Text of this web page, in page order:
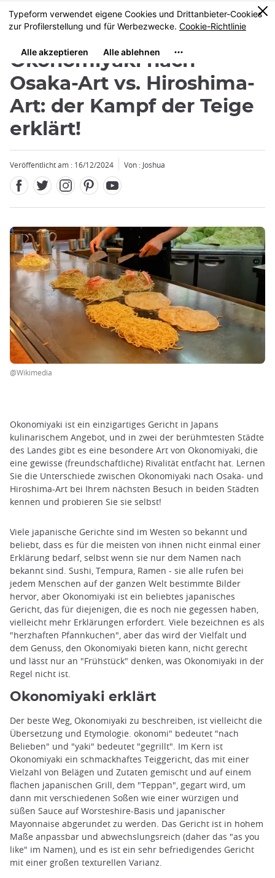
Größe
MENU
0
Okonomiyaki nach
Osaka-Art vs. Hiroshima-
Art: der Kampf der Teige
erklärt!
Veröffentlicht am : 16/12/2024 Von : Joshua
@Wikimedia
Okonomiyaki ist ein einzigartiges Gericht in Japans
kulinarischem Angebot, und in zwei der berühmtesten Städte
des Landes gibt es eine besondere Art von Okonomiyaki, die
eine gewisse (freundschaftliche) Rivalität entfacht hat. Lernen
Sie die Unterschiede zwischen Okonomiyaki nach Osaka- und
Hiroshima-Art bei Ihrem nächsten Besuch in beiden Städten
kennen und probieren Sie sie selbst!
Viele japanische Gerichte sind im Westen so bekannt und
beliebt, dass es für die meisten von ihnen nicht einmal einer
Erklärung bedarf, selbst wenn sie nur dem Namen nach
bekannt sind. Sushi, Tempura, Ramen - sie alle rufen bei
jedem Menschen auf der ganzen Welt bestimmte Bilder
hervor, aber Okonomiyaki ist ein beliebtes japanisches
Gericht, das für diejenigen, die es noch nie gegessen haben,
vielleicht mehr Erklärungen erfordert. Viele bezeichnen es als
"herzhaften Pfannkuchen", aber das wird der Vielfalt und
dem Genuss, den Okonomiyaki bieten kann, nicht gerecht
und lässt nur an "Frühstück" denken, was Okonomiyaki in der
Regel nicht ist.
Okonomiyaki erklärt
Der beste Weg, Okonomiyaki zu beschreiben, ist vielleicht die
Übersetzung und Etymologie. okonomi" bedeutet "nach
Belieben" und "yaki" bedeutet "gegrillt". Im Kern ist
Okonomiyaki ein schmackhaftes Teiggericht, das mit einer
Vielzahl von Belägen und Zutaten gemischt und auf einem
flachen japanischen Grill, dem "Teppan", gegart wird, um
dann mit verschiedenen Soßen wie einer würzigen und
süßen Sauce auf Worsteshire-Basis und japanischer
Mayonnaise abgerundet zu werden. Das Gericht ist in hohem
Maße anpassbar und abwechslungsreich (daher das "as you
like" im Namen), und es ist ein sehr befriedigendes Gericht
mit einer großen texturellen Varianz.
Schließen
Schließen